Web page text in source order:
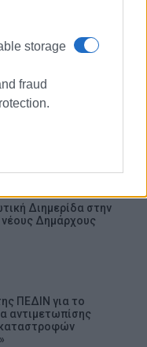
storage
fraud
Βασίλη Χειμαριώτη
Διημερίδα στην
νέους Δημάρχους
ΠΕΔΙΝ για το
αντιμετωπίσης